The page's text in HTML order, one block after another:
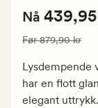
Nåværende
439,95
kr.
Vanlig
pris
Nå
Vanlig pris 879,90
Før879,90 kr
Lysdempende
har en flott
elegant uttrykk.